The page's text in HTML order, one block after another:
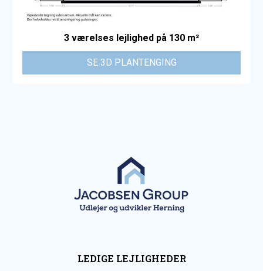
3 værelses lejlighed på 130 m²
SE 3D PLANTENGING
LEDIGE LEJLIGHEDER